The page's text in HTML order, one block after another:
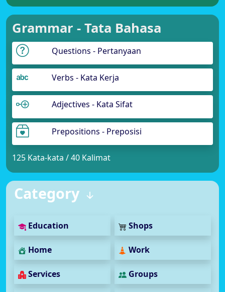
Grammar - Tata Bahasa
Questions - Pertanyaan
Verbs - Kata Kerja
Adjectives - Kata Sifat
Prepositions - Preposisi
125 Kata-kata / 40 Kalimat
Category
Education Shops
Home Work
Services Groups